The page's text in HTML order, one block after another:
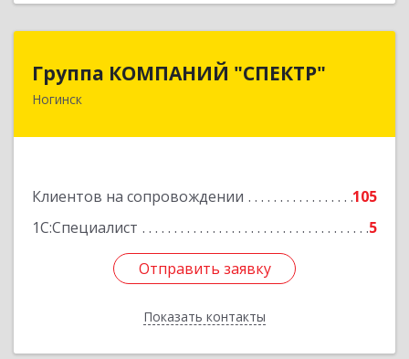
Группа КОМПАНИЙ "СПЕКТР"
Ногинск
Клиентов на сопровождении
105
1С:Специалист
5
Отправить заявку
Показать контакты
Группа КОМПАНИЙ "СПЕКТР"
142400, Московская обл, г.о.Богородский,
Отправить заявку
Назад